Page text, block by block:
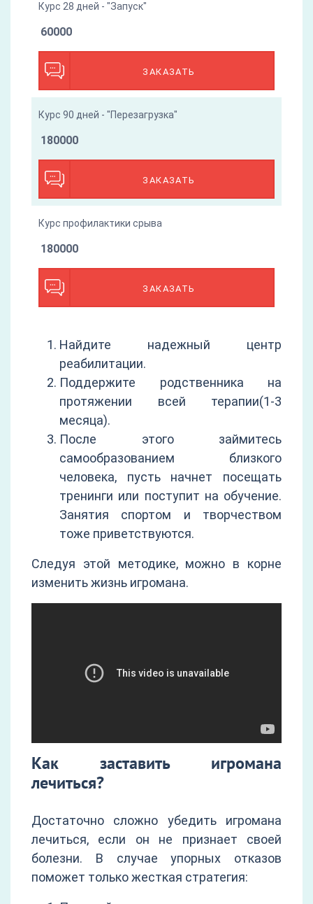
Курс 28 дней - "Запуск"
ЗАКАЗАТЬ
60000
Курс 90 дней - "Перезагрузка"
ЗАКАЗАТЬ
180000
Курс профилактики срыва
ЗАКАЗАТЬ
180000
Найдите надежный центр
реабилитации.
Поддержите родственника на
протяжении всей терапии(1-3
месяца).
После этого займитесь
самообразованием близкого
человека, пусть начнет посещать
тренинги или поступит на обучение.
Занятия спортом и творчеством
тоже приветствуются.
Следуя этой методике, можно в корне
изменить жизнь игромана.
Как заставить игромана
лечиться?
Достаточно сложно убедить игромана
лечиться, если он не признает своей
болезни. В случае упорных отказов
поможет только жесткая стратегия: